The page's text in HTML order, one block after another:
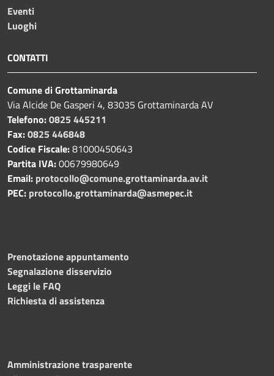
Eventi
Luoghi
CONTATTI
Comune di Grottaminarda
Via Alcide De Gasperi 4, 83035 Grottaminarda AV
Telefono:0825 445211
Fax:0825 446848
Codice Fiscale:81000450643
Partita IVA:00679980649
Email: protocollo@comune.grottaminarda.av.it
PEC: protocollo.grottaminarda@asmepec.it
Prenotazione appuntamento
Segnalazione disservizio
Leggi le FAQ
Richiesta di assistenza
Amministrazione trasparente